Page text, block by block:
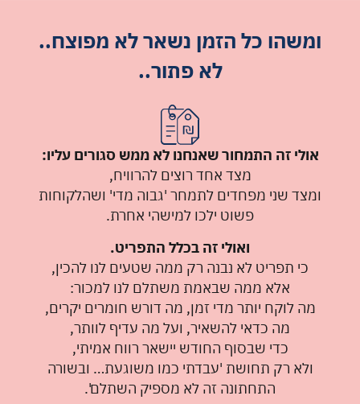
ומשהו כל הזמן נשאר לא מפוצח..
לא פתור..
אולי זה התמחור שאנחנו לא ממש סגורים עליו:
מצד אחד רוצים להרוויח,
ומצד שני מפחדים לתמחר 'גבוה מדי' ושהלקוחות
פשוט ילכו למישהי אחרת.
ואולי זה בכלל התפריט.
כי תפריט לא נבנה רק ממה שטעים לנו להכין,
אלא ממה שבאמת משתלם לנו למכור:
מה לוקח יותר מדי זמן, מה דורש חומרים יקרים,
מה כדאי להשאיר, ועל מה עדיף לוותר,
כדי שבסוף החודש יישאר רווח אמיתי,
ולא רק תחושת 'עבדתי כמו משוגעת… ובשורה
התחתונה זה לא מספיק השתלם'.